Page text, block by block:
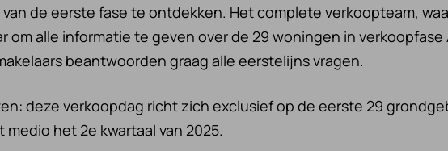
de eerste fase te ontdekken. Het complete verkoopteam,
om alle informatie te geven over de 29 woningen in
beantwoorden graag alle eerstelijns vragen.
deze verkoopdag richt zich exclusief op de eerste 29
het 2e kwartaal van 2025.